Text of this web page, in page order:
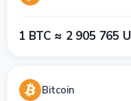
1 BTC ≈ 2 905 765
Bitcoin